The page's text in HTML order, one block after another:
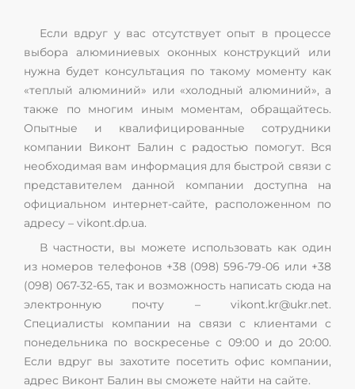
Если вдруг у вас отсутствует опыт в процессе
выбора алюминиевых оконных конструкций или
нужна будет консультация по такому моменту как
«теплый алюминий» или «холодный алюминий», а
также по многим иным моментам, обращайтесь.
Опытные и квалифицированные сотрудники
компании Виконт Балин с радостью помогут. Вся
необходимая вам информация для быстрой связи с
представителем данной компании доступна на
официальном интернет-сайте, расположенном по
адресу – vikont.dp.ua.
В частности, вы можете использовать как один
из номеров телефонов +38 (098) 596-79-06 или +38
(098) 067-32-65, так и возможность написать сюда на
электронную почту – vikont.kr@ukr.net.
Специалисты компании на связи с клиентами с
понедельника по воскресенье с 09:00 и до 20:00.
Если вдруг вы захотите посетить офис компании,
адрес Виконт Балин вы сможете найти на сайте.